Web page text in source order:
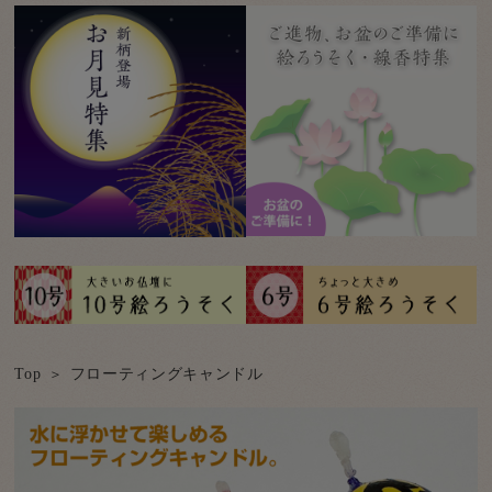
Top フローティングキャンドル